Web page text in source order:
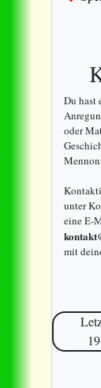
Du hast
oder
unter
eine E-
mit